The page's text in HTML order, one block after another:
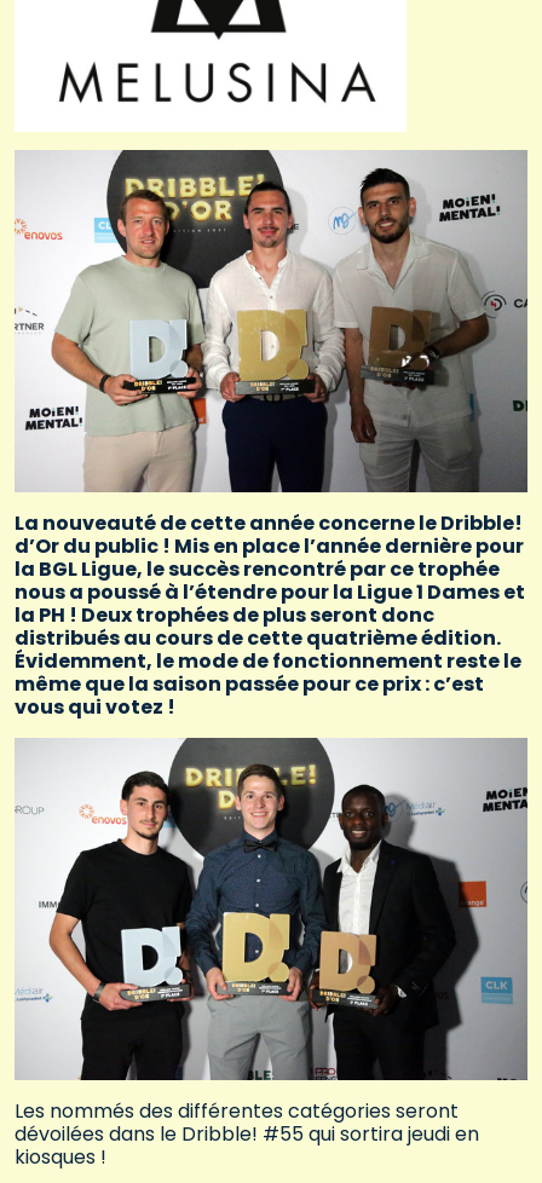
La nouveauté de cette année concerne le Dribble!
d’Or du public ! Mis en place l’année dernière pour
la BGL Ligue, le succès rencontré par ce trophée
nous a poussé à l’étendre pour la Ligue 1 Dames et
la PH ! Deux trophées de plus seront donc
distribués au cours de cette quatrième édition.
Évidemment, le mode de fonctionnement reste le
même que la saison passée pour ce prix : c’est
vous qui votez !
Les nommés des différentes catégories seront
dévoilées dans le Dribble! #55 qui sortira jeudi en
kiosques !